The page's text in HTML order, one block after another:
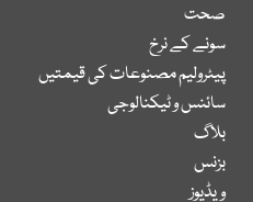
صحت
سونے کے نرخ
پیٹرولیم مصنوعات کی قیمتیں
سائنس و ٹیکنالوجی
بلاگ
بزنس
ویڈیوز